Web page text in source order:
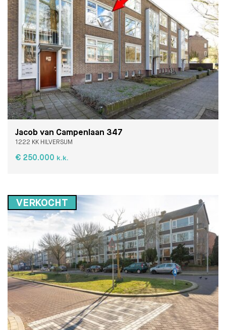
Jacob van Campenlaan 347
1222 KK HILVERSUM
€ 250.000 k.k.
VERKOCHT